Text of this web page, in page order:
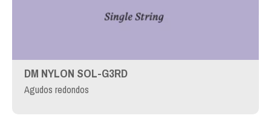
DM NYLON SOL-G3RD
Agudos redondos